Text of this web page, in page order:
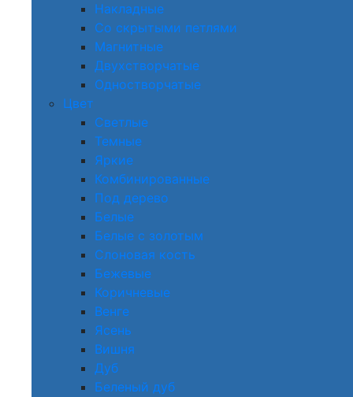
Накладные
Со скрытыми петлями
Магнитные
Двухстворчатые
Одностворчатые
Цвет
Светлые
Темные
Яркие
Комбинированные
Под дерево
Белые
Белые с золотым
Слоновая кость
Бежевые
Коричневые
Венге
Ясень
Вишня
Дуб
Беленый дуб